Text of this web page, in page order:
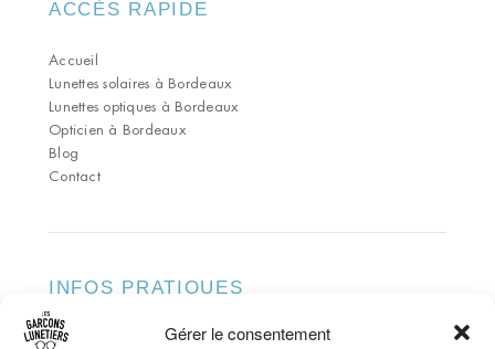
Gérer le consentement
ACCÈS RAPIDE
Accueil
Lunettes solaires à Bordeaux
Lunettes optiques à Bordeaux
Opticien à Bordeaux
Blog
Contact
INFOS PRATIQUES
ADRESSE